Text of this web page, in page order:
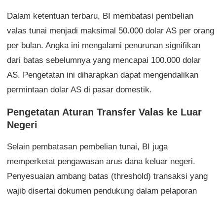
Dalam ketentuan terbaru, BI membatasi pembelian
valas tunai menjadi maksimal 50.000 dolar AS per orang
per bulan. Angka ini mengalami penurunan signifikan
dari batas sebelumnya yang mencapai 100.000 dolar
AS. Pengetatan ini diharapkan dapat mengendalikan
permintaan dolar AS di pasar domestik.
Pengetatan Aturan Transfer Valas ke Luar
Negeri
Selain pembatasan pembelian tunai, BI juga
memperketat pengawasan arus dana keluar negeri.
Penyesuaian ambang batas (threshold) transaksi yang
wajib disertai dokumen pendukung dalam pelaporan